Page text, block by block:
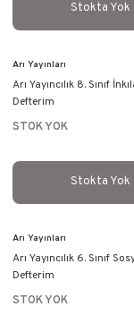
Stokta Yok
Arı Yayınları
Arı Yayıncılık 8. Sınıf
Defterim
STOK YOK
Stokta Yok
Arı Yayınları
Arı Yayıncılık 6. Sınıf
Defterim
STOK YOK